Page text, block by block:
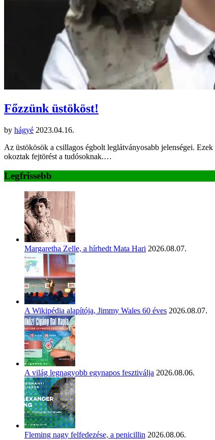
Főzzünk üstököst!
by hágyé 2023.04.16.
Az üstökösök a csillagos égbolt leglátványosabb jelenségei.
okoztak fejtörést a tudósoknak.…
Legfrissebb
Margaretha Zelle, a hírhedt Mata Hari 2026.08.07.
A Wikipédia alapítója, Jimmy Wales 60 éves 2026.08.07.
A világ legnagyobb egynapos fesztiválja 2026.08.06.
Fleming nagy felfedezése, a penicillin 2026.08.06.